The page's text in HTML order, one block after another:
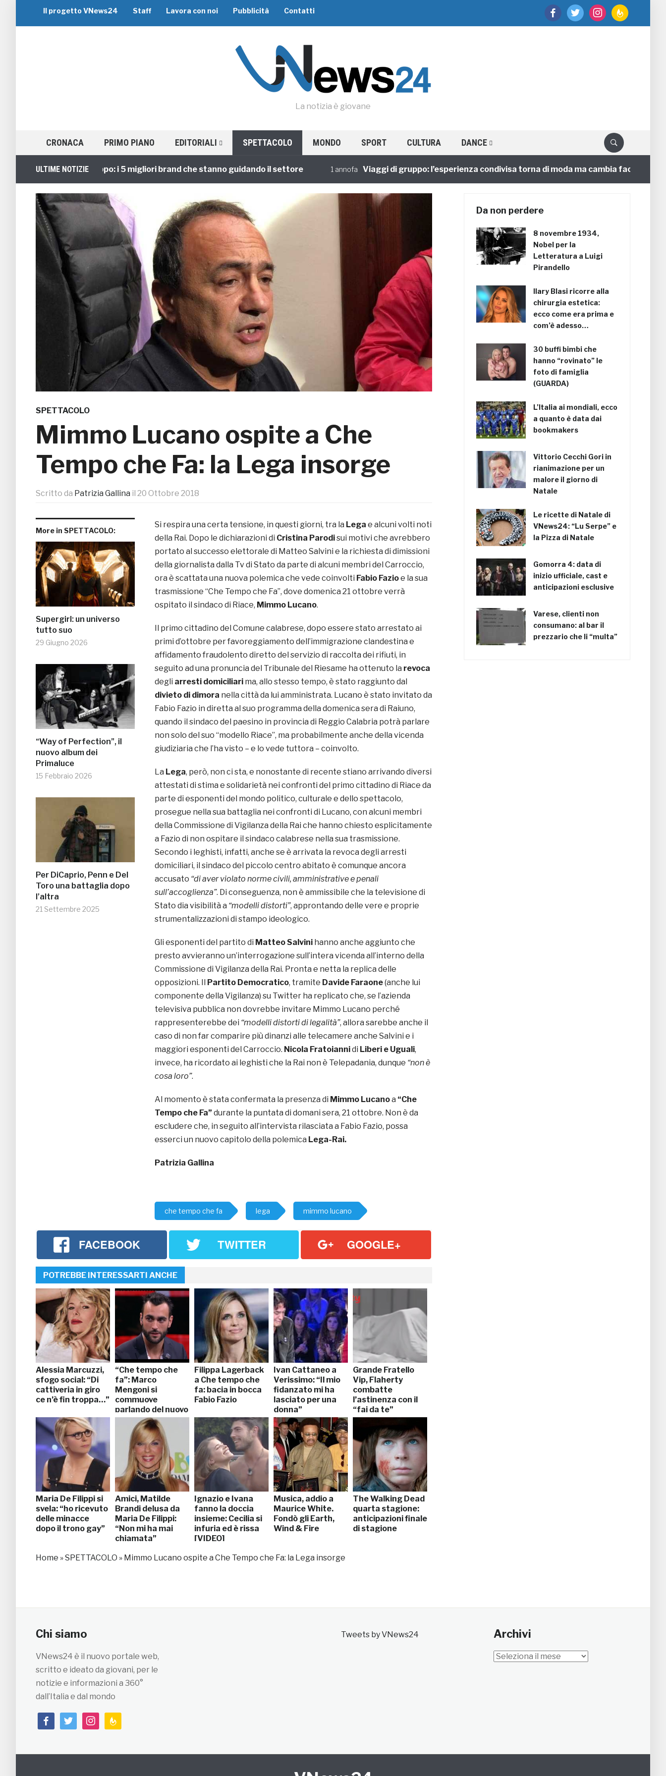
facebooktwitter instagramfeedburner
Il progetto VNews24 Staff Lavora con noi Pubblicità Contatti
La notizia è giovane
CRONACA PRIMO PIANO EDITORIALI SPETTACOLO MONDO SPORT CULTURA DANCE
ULTIME NOTIZIE
Viaggi di Gruppo: i 5 migliori brand che stanno guidando il settore 1 annofa Viaggi di gruppo: l’esperienza condivisa torna di moda ma cambia faccia
SPETTACOLO
Mimmo Lucano ospite a Che
Tempo che Fa: la Lega insorge
Scritto da Patrizia Gallina il 20 Ottobre 2018
More in SPETTACOLO:
Supergirl: un universo
tutto suo
29 Giugno 2026
“Way of Perfection”, il
nuovo album dei
Primaluce
15 Febbraio 2026
Per DiCaprio, Penn e Del
Toro una battaglia dopo
l’altra
21 Settembre 2025
Si respira una certa tensione, in questi giorni, tra la Lega e alcuni volti noti
della Rai. Dopo le dichiarazioni di Cristina Parodisui motivi che avrebbero
portato al successo elettorale di Matteo Salvini e la richiesta di dimissioni
della giornalista dalla Tv di Stato da parte di alcuni membri del Carroccio,
ora è scattata una nuova polemica che vede coinvolti Fabio Fazioe la sua
trasmissione “Che Tempo che Fa”, dove domenica 21 ottobre verrà
ospitato il sindaco di Riace, Mimmo Lucano.
Il primo cittadino del Comune calabrese, dopo essere stato arrestato ai
primi d’ottobre per favoreggiamento dell’immigrazione clandestina e
affidamento fraudolento diretto del servizio di raccolta dei rifiuti, in
seguito ad una pronuncia del Tribunale del Riesame ha ottenuto la revoca
degli arresti domiciliari ma, allo stesso tempo, è stato raggiunto dal
divieto di dimora nella città da lui amministrata. Lucano è stato invitato da
Fabio Fazio in diretta al suo programma della domenica sera di Raiuno,
quando il sindaco del paesino in provincia di Reggio Calabria potrà parlare
non solo del suo “modello Riace”, ma probabilmente anche della vicenda
giudiziaria che l’ha visto – e lo vede tuttora – coinvolto.
La Lega, però, non ci sta, e nonostante di recente stiano arrivando diversi
attestati di stima e solidarietà nei confronti del primo cittadino di Riace da
parte di esponenti del mondo politico, culturale e dello spettacolo,
prosegue nella sua battaglia nei confronti di Lucano, con alcuni membri
della Commissione di Vigilanza della Rai che hanno chiesto esplicitamente
a Fazio di non ospitare il sindaco calabrese nella sua trasmissione.
Secondo i leghisti, infatti, anche se è arrivata la revoca degli arresti
domiciliari, il sindaco del piccolo centro abitato è comunque ancora
accusato “di aver violato norme civili, amministrative e penali
sull’accoglienza”. Di conseguenza, non è ammissibile che la televisione di
Stato dia visibilità a “modelli distorti”, approntando delle vere e proprie
strumentalizzazioni di stampo ideologico.
Gli esponenti del partito di Matteo Salvini hanno anche aggiunto che
presto avvieranno un’interrogazione sull’intera vicenda all’interno della
Commissione di Vigilanza della Rai. Pronta e netta la replica delle
opposizioni. Il Partito Democratico, tramite Davide Faraone(anche lui
componente della Vigilanza) su Twitter ha replicato che, se l’azienda
televisiva pubblica non dovrebbe invitare Mimmo Lucano perché
rappresenterebbe dei “modelli distorti di legalità”, allora sarebbe anche il
caso di non far comparire più dinanzi alle telecamere anche Salvini e i
maggiori esponenti del Carroccio. Nicola Fratoiannidi Liberi e Uguali,
invece, ha ricordato ai leghisti che la Rai non è Telepadania, dunque “non è
cosa loro”.
Al momento è stata confermata la presenza di Mimmo Lucanoa “Che
Tempo che Fa” durante la puntata di domani sera, 21 ottobre. Non è da
escludere che, in seguito all’intervista rilasciata a Fabio Fazio, possa
esserci un nuovo capitolo della polemica Lega-Rai.
Patrizia Gallina
che tempo che fa lega mimmo lucano
FACEBOOK TWITTER GOOGLE+
POTREBBE INTERESSARTI ANCHE
Alessia Marcuzzi,
sfogo social: “Di
cattiveria in giro
ce n’è fin troppa…”
“Che tempo che
fa”: Marco
Mengoni si
commuove
parlando del nuovo
disco
Filippa Lagerback
a Che tempo che
fa: bacia in bocca
Fabio Fazio
Ivan Cattaneo a
Verissimo: “Il mio
fidanzato mi ha
lasciato per una
donna”
Grande Fratello
Vip, Flaherty
combatte
l’astinenza con il
“fai da te”
Maria De Filippi si
svela: “ho ricevuto
delle minacce
dopo il trono gay”
Amici, Matilde
Brandi delusa da
Maria De Filippi:
“Non mi ha mai
chiamata”
Ignazio e Ivana
fanno la doccia
insieme: Cecilia si
infuria ed è rissa
[VIDEO]
Musica, addio a
Maurice White.
Fondò gli Earth,
Wind & Fire
The Walking Dead
quarta stagione:
anticipazioni finale
di stagione
Home »SPETTACOLO » Mimmo Lucano ospite a Che Tempo che Fa: la Lega insorge
Da non perdere
8 novembre 1934,
Nobel per la
Letteratura a Luigi
Pirandello
Ilary Blasi ricorre alla
chirurgia estetica:
ecco come era prima e
com’è adesso…
30 buffi bimbi che
hanno “rovinato” le
foto di famiglia
(GUARDA)
L’Italia ai mondiali, ecco
a quanto è data dai
bookmakers
Vittorio Cecchi Gori in
rianimazione per un
malore il giorno di
Natale
Le ricette di Natale di
VNews24: “Lu Serpe” e
la Pizza di Natale
Gomorra 4: data di
inizio ufficiale, cast e
anticipazioni esclusive
Varese, clienti non
consumano: al bar il
prezzario che li “multa”
Chi siamo
VNews24 è il nuovo portale web,
scritto e ideato da giovani, per le
notizie e informazioni a 360°
dall’Italia e dal mondo
facebooktwitterinstagramfeedburner
Tweets by VNews24 Archivi
Archivi